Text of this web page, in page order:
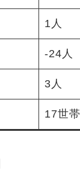
1人
-24人
3人
17世帯